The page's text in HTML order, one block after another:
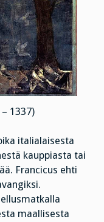
1337)
italialaisesta
kauppiasta tai
Francicus ehti
maallisesta